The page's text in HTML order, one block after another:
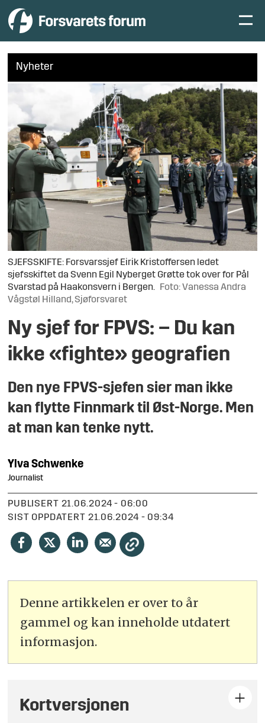
Nyheter
SJEFSSKIFTE: Forsvarssjef Eirik Kristoffersen ledet
sjefsskiftet da Svenn Egil Nyberget Grøtte tok over for Pål
Svarstad på Haakonsvern i Bergen.
Foto: Vanessa Andra
Vågstøl Hilland, Sjøforsvaret
Ny sjef for FPVS: – Du kan
ikke «fighte» geografien
Den nye FPVS-sjefen sier man ikke
kan flytte Finnmark til Øst-Norge. Men
at man kan tenke nytt.
Ylva Schwenke
Journalist
PUBLISERT
21.06.2024 - 06:00
SIST OPPDATERT
21.06.2024 - 09:34
Denne artikkelen er over to år
gammel og kan inneholde utdatert
informasjon.
Kortversjonen